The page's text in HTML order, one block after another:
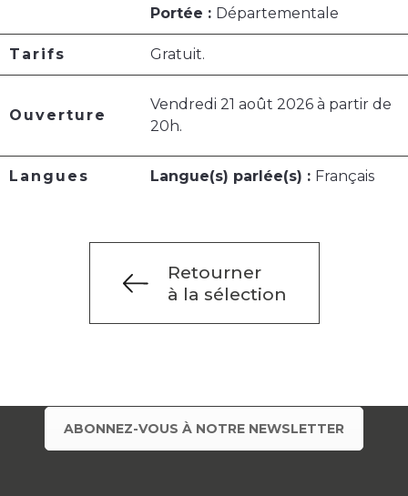
Portée : Départementale
Tarifs Gratuit.
Ouverture
Vendredi 21 août 2026 à partir de
20h.
Langues Langue(s) parlée(s) : Français
Retourner
à la sélection
ABONNEZ-VOUS À NOTRE NEWSLETTER